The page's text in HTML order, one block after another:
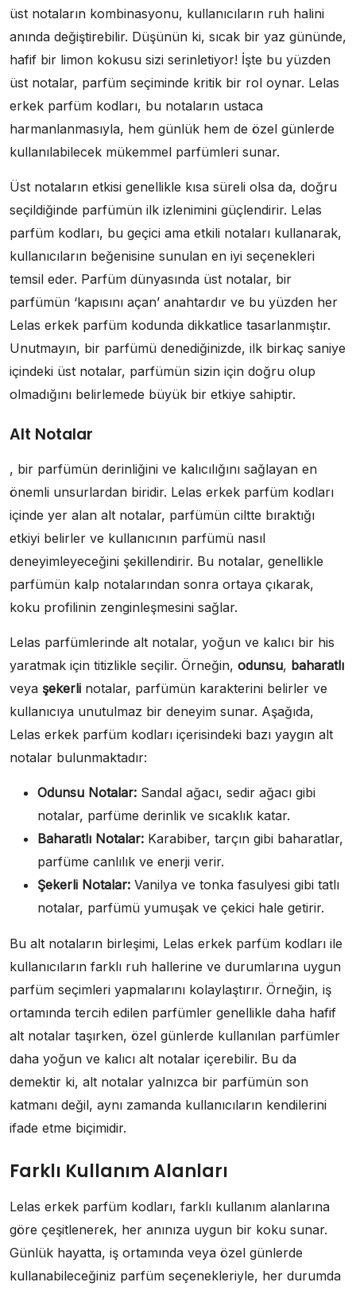
üst notaların kombinasyonu, kullanıcıların ruh halini
anında değiştirebilir. Düşünün ki, sıcak bir yaz gününde,
hafif bir limon kokusu sizi serinletiyor! İşte bu yüzden
üst notalar, parfüm seçiminde kritik bir rol oynar. Lelas
erkek parfüm kodları, bu notaların ustaca
harmanlanmasıyla, hem günlük hem de özel günlerde
kullanılabilecek mükemmel parfümleri sunar.
Üst notaların etkisi genellikle kısa süreli olsa da, doğru
seçildiğinde parfümün ilk izlenimini güçlendirir. Lelas
parfüm kodları, bu geçici ama etkili notaları kullanarak,
kullanıcıların beğenisine sunulan en iyi seçenekleri
temsil eder. Parfüm dünyasında üst notalar, bir
parfümün ‘kapısını açan’ anahtardır ve bu yüzden her
Lelas erkek parfüm kodunda dikkatlice tasarlanmıştır.
Unutmayın, bir parfümü denediğinizde, ilk birkaç saniye
içindeki üst notalar, parfümün sizin için doğru olup
olmadığını belirlemede büyük bir etkiye sahiptir.
Alt Notalar
, bir parfümün derinliğini ve kalıcılığını sağlayan en
önemli unsurlardan biridir. Lelas erkek parfüm kodları
içinde yer alan alt notalar, parfümün ciltte bıraktığı
etkiyi belirler ve kullanıcının parfümü nasıl
deneyimleyeceğini şekillendirir. Bu notalar, genellikle
parfümün kalp notalarından sonra ortaya çıkarak,
koku profilinin zenginleşmesini sağlar.
Lelas parfümlerinde alt notalar, yoğun ve kalıcı bir his
yaratmak için titizlikle seçilir. Örneğin, odunsu, baharatlı
veya şekerli notalar, parfümün karakterini belirler ve
kullanıcıya unutulmaz bir deneyim sunar. Aşağıda,
Lelas erkek parfüm kodları içerisindeki bazı yaygın alt
notalar bulunmaktadır:
Odunsu Notalar: Sandal ağacı, sedir ağacı gibi
notalar, parfüme derinlik ve sıcaklık katar.
Baharatlı Notalar: Karabiber, tarçın gibi baharatlar,
parfüme canlılık ve enerji verir.
Şekerli Notalar: Vanilya ve tonka fasulyesi gibi tatlı
notalar, parfümü yumuşak ve çekici hale getirir.
Bu alt notaların birleşimi, Lelas erkek parfüm kodları ile
kullanıcıların farklı ruh hallerine ve durumlarına uygun
parfüm seçimleri yapmalarını kolaylaştırır. Örneğin, iş
ortamında tercih edilen parfümler genellikle daha hafif
alt notalar taşırken, özel günlerde kullanılan parfümler
daha yoğun ve kalıcı alt notalar içerebilir. Bu da
demektir ki, alt notalar yalnızca bir parfümün son
katmanı değil, aynı zamanda kullanıcıların kendilerini
ifade etme biçimidir.
Farklı Kullanım Alanları
Lelas erkek parfüm kodları, farklı kullanım alanlarına
göre çeşitlenerek, her anınıza uygun bir koku sunar.
Günlük hayatta, iş ortamında veya özel günlerde
kullanabileceğiniz parfüm seçenekleriyle, her durumda